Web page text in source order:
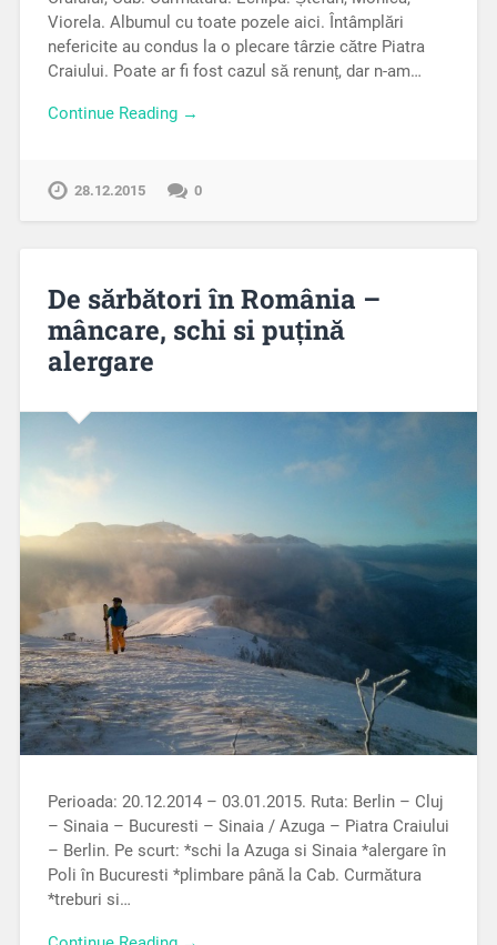
Viorela. Albumul cu toate pozele aici. Întâmplări
nefericite au condus la o plecare târzie către Piatra
Craiului. Poate ar fi fost cazul să renunț, dar n-am…
Continue Reading →
28.12.2015 0
De sărbători în România –
mâncare, schi si puțină
alergare
Perioada: 20.12.2014 – 03.01.2015. Ruta: Berlin – Cluj
– Sinaia – Bucuresti – Sinaia / Azuga – Piatra Craiului
– Berlin. Pe scurt: *schi la Azuga si Sinaia *alergare în
Poli în Bucuresti *plimbare până la Cab. Curmătura
*treburi si…